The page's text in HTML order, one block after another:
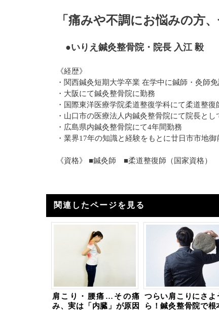
「痛みや不調にお悩みの方
●いりえ鍼灸整骨院・院長 入江 毅
《経歴》
・関西鍼灸短期大学卒業 在学中に鍼師・灸師
・大阪にて鍼灸整骨院に勤務
・国際東洋医療学院柔道整復学科にて柔道整復
・山口市の医療法人内鍼灸整骨院にて院長とし
・広島県内鍼灸整骨院にて4年間勤務
・業界17年の知識と経験をもとに廿日市市地
《資格》 ■鍼灸師 ■柔道整復師（国家資格）
関連したページを見る
肩こり・腰痛…その痛
み、実は「内臓」が原因
つらい肩こりにさよ
ら！鍼灸整骨院で根